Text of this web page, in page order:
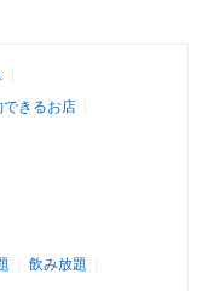
できるお店
飲み放題